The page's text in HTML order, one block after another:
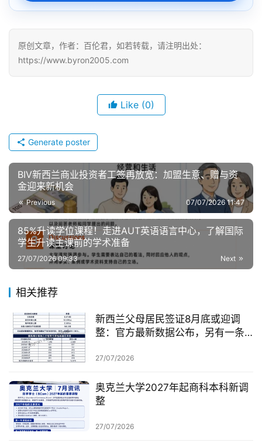
原创文章，作者：百伦君，如若转载，请注明出处：
https://www.byron2005.com
Like (0)
Generate poster
BIV新西兰商业投资者工签再放宽：加盟生意、赠与资
金迎来新机会
Previous 07/07/2026 11:47
85%升读学位课程！走进AUT英语语言中心，了解国际
学生升读主课前的学术准备
Next
27/07/2026 09:33
相关推荐
新西兰父母居民签证8月底或迎调
整：官方最新数据公布，另有一条
27/07/2026
奥克兰大学2027年起商科本科新调
整
27/07/2026